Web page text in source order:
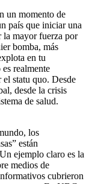
un momento de
país que iniciar una
la mayor fuerza por
bomba, más
en tu
realmente
statu quo. Desde
desde la crisis
de salud.
los
están
ejemplo claro es la
medios de
cubrieron